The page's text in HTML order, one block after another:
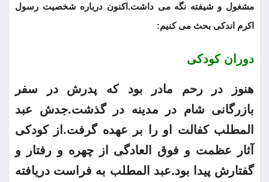
مشغول و شیفته نگه می داشت.اکنون درباره شخصیت رسول
اکرم اندکی بحث می کنیم:
دوران کودکی
هنوز در رحم مادر بود که پدرش در سفر
بازرگانی شام در مدینه در گذشت.جدش عبد
المطلب کفالت او را بر عهده گرفت.از کودکی
آثار عظمت و فوق العادگی از چهره و رفتار و
گفتارش پیدا بود.عبد المطلب به فراست دریافته